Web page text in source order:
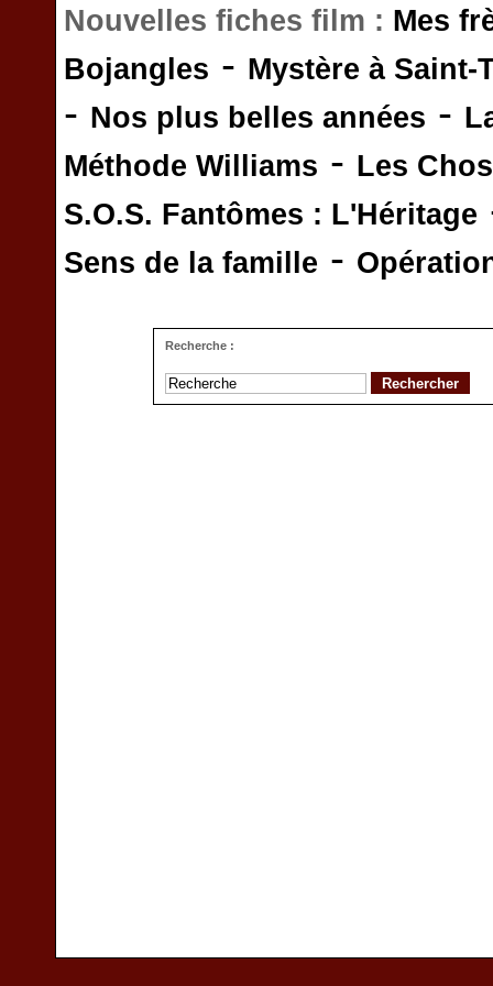
Nouvelles fiches film : Mes
Bojangles - Mystère à Saint-
- Nos plus belles années -
Méthode Williams - Les
S.O.S. Fantômes : L'Héritage
Sens de la famille -
Recherche :